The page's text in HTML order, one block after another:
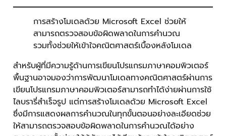
การสร้างโมเดลด้วย Microsoft Excel ช่วยให้
สามารถตรวจสอบข้อผิดพลาดในการคำนวณ
รวมทั้งช่วยให้เข้าใจคณิตศาสตร์เบื้องหลังโมเดล
สำหรับผู้ที่มีความรู้ด้านการเขียนโปรแกรมภาษาคอมพิวเตอร์
พื้นฐานอาจมองว่าการพัฒนาโมเดลทางคณิตศาสตร์ผ่านการ
เขียนโปรแกรมภาษาคอมพิวเตอร์สามารถทำได้ง่ายผ่านการใช้
ไลบรารี่สำเร็จรูป แต่การสร้างโมเดลด้วย Microsoft Excel
ซึ่งมีการแสดงผลการคำนวณในทุกขั้นตอนอย่างละเอียดช่วย
ให้สามารถตรวจสอบข้อผิดพลาดในการคำนวณได้อย่าง